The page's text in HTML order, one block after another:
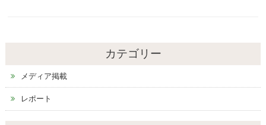
カテゴリー
メディア掲載
レポート